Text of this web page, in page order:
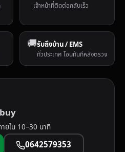
เจ้าหน้าที่ติดต่อกลับเร็ว
🚚รับถึงบ้าน / EMS
ทั่วประเทศ โอนทันทีหลังตรวจ
ยใน 10–30 นาที
0642579353